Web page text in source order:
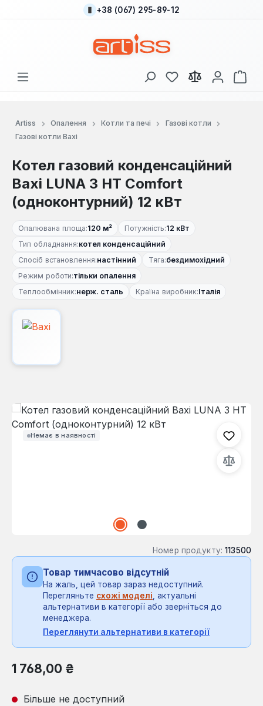
Перейти до основного вмісту
+38 (067) 295-89-12
У вас є 0 у списку
Artiss Опалення Котли та печі
Газові котли
Газові котли Baxi
Котел газовий конденсаційний
Baxi LUNA 3 HT Comfort
(одноконтурний) 12 кВт
Опалювана площа:120 м² Потужність:12 кВт
Тип обладнання:котел конденсаційний
Спосіб встановлення:настінний Тяга:бездимохідний
Режим роботи:тільки опалення
Теплообмінник:нерж. сталь Країна виробник:Італія
Немає в наявності
Пропустити галерею зображень
Номер продукту: 113500
Товар тимчасово відсутній
На жаль, цей товар зараз недоступний.
Перегляньте схожі моделі, актуальні
альтернативи в категорії або зверніться до
менеджера.
Переглянути альтернативи в категорії
Звичайна ціна:
1 768,00 ₴
Більше не доступний